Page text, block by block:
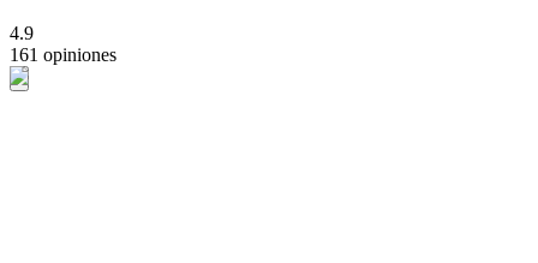
4.9
161 opiniones